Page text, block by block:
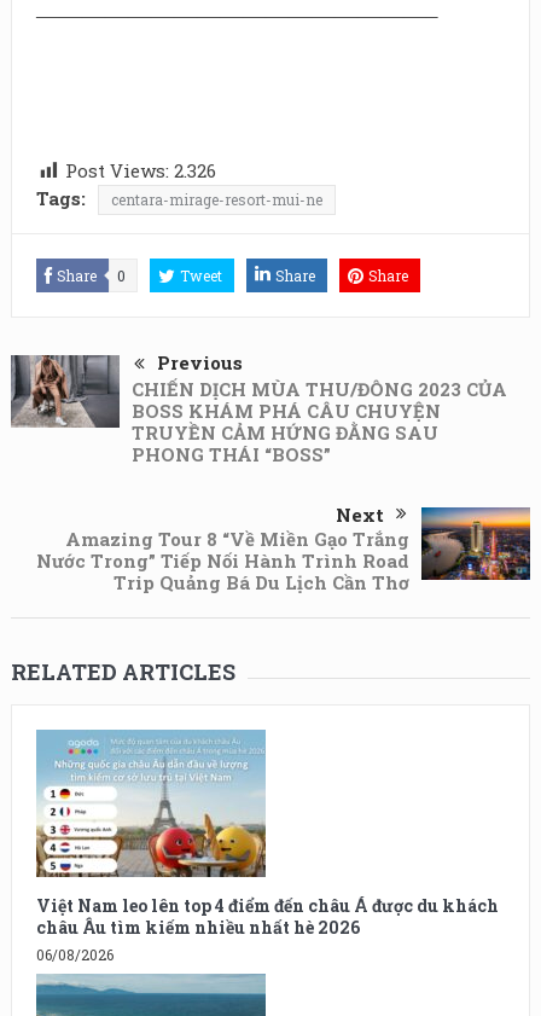
—————————————————–
Post Views: 2.326
Tags:
centara-mirage-resort-mui-ne
Share 0 Tweet Share Share
Previous
CHIẾN DỊCH MÙA THU/ĐÔNG 2023 CỦA
BOSS KHÁM PHÁ CÂU CHUYỆN
TRUYỀN CẢM HỨNG ĐẰNG SAU
PHONG THÁI “BOSS”
Next
Amazing Tour 8 “Về Miền Gạo Trắng
Nước Trong” Tiếp Nối Hành Trình Road
Trip Quảng Bá Du Lịch Cần Thơ
RELATED ARTICLES
Việt Nam leo lên top 4 điểm đến châu Á được du khách
châu Âu tìm kiếm nhiều nhất hè 2026
06/08/2026